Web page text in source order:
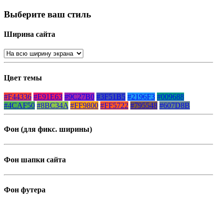
Выберите ваш стиль
Ширина сайта
Цвет темы
#F44336 #E91E63 #9C27B0 #3F51B5 #2196F3 #009688
#4CAF50 #8BC34A #FF9800 #FF5722 #795548 #607D8B
Фон (для фикс. ширины)
Фон шапки сайта
Фон футера